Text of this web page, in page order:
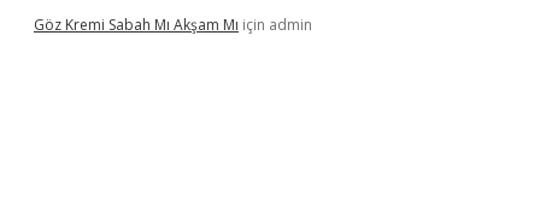
Göz Kremi Sabah Mı Akşam Mı için admin